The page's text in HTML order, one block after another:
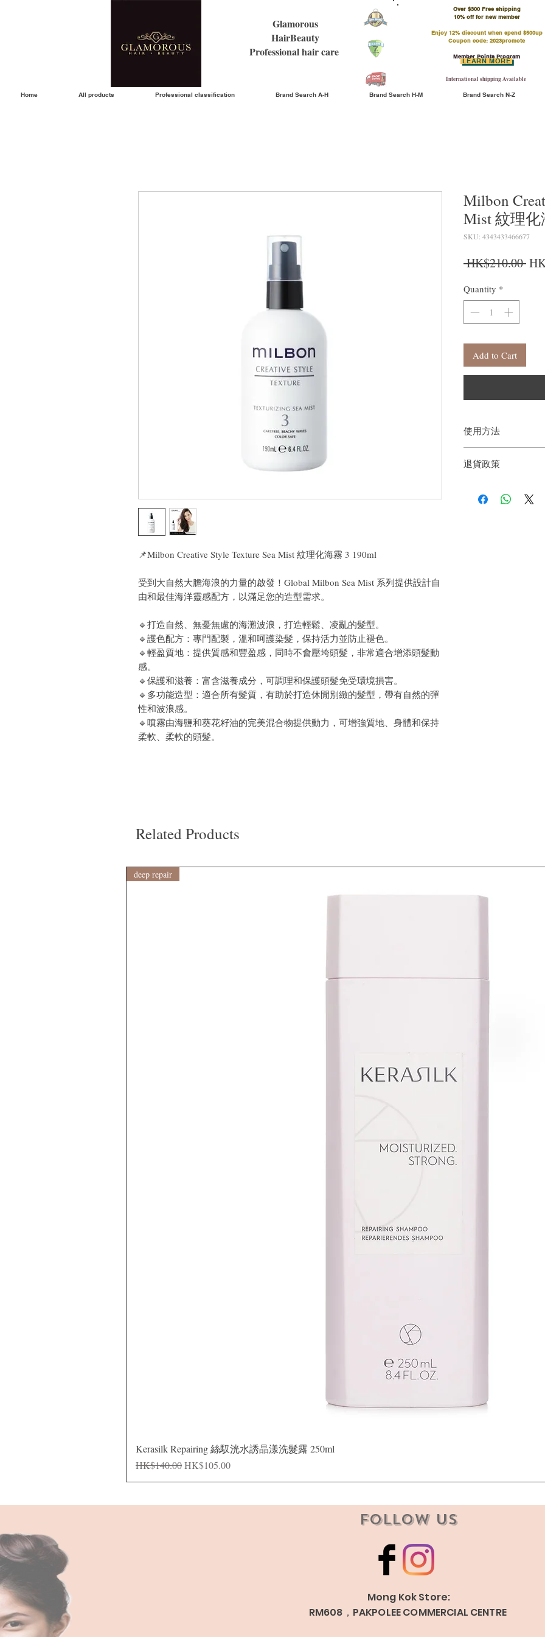
Glamorous
HairBeauty
Professional hair care
Over $300 Free shipping
​10% off for new member
Enjoy 12% discount when spend $500up
Coupon code: 2023promote
Member Points Program
International shipping Available
LEARN MORE
Home All products Professional classification Brand Search A-H Brand Search H-M Brand Search N-Z
📌Milbon Creative Style Texture Sea Mist 紋理化海霧 3 190ml
受到大自然大膽海浪的力量的啟發！Global Milbon Sea Mist 系列提供設計自
由和最佳海洋靈感配方，以滿足您的造型需求。
🔹打造自然、無憂無慮的海灘波浪，打造輕鬆、凌亂的髮型。
🔹護色配方：專門配製，溫和呵護染髮，保持活力並防止褪色。
🔹輕盈質地：提供質感和豐盈感，同時不會壓垮頭髮，非常適合增添頭髮動
感。
🔹保護和滋養：富含滋養成分，可調理和保護頭髮免受環境損害。
🔹多功能造型：適合所有髮質，有助於打造休閒別緻的髮型，帶有自然的彈
性和波浪感。
🔹噴霧由海鹽和葵花籽油的完美混合物提供動力，可增強質地、身體和保持
柔軟、柔軟的頭髮。
Milbon
Mist 紋理化
SKU: 4343433466677
HK$210.00
Quantity *
Add to Cart
使用方法
退貨政策
戶。首先，您需要在
Related Products
deep repair
Kerasilk Repairing 絲馭洸水誘晶漾洗髮露 250ml
Regular Price
HK$140.00Sale Price
HK$105.00
Follow Us
Mong Kok Store:
RM608，PAKPOLEE COMMERCIAL CENTRE